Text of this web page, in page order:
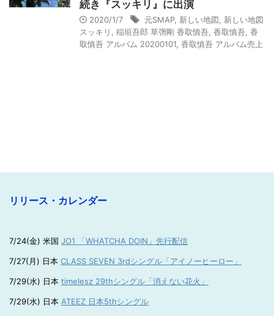
続き『スッキリ』に出演
2020/1/7 元SMAP, 新しい地図
新しい地図
スッキリ
稲垣吾郎 草彅剛 香取慎吾 香取慎吾 香
取慎吾 アルバム 20200101 香取慎吾 アルバム売上
リリース・カレンダー
7/24(金) 米国 JO1 「WHATCHA DOIN」先行配信
7/27(月) 日本 CLASS SEVEN 3rdシングル「アイノーヒーロー」
7/29(水) 日本 timelesz 29thシングル「消えない花火」
7/29(水) 日本 ATEEZ 日本5thシングル